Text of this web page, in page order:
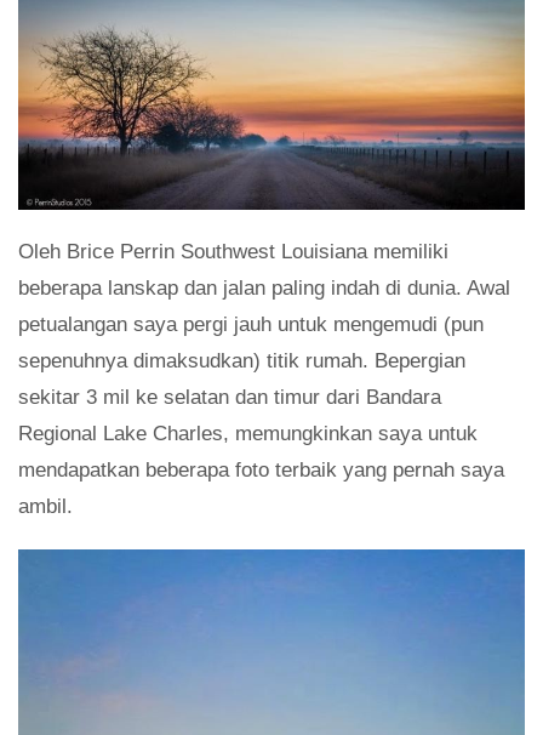
Oleh Brice Perrin Southwest Louisiana memiliki
beberapa lanskap dan jalan paling indah di dunia. Awal
petualangan saya pergi jauh untuk mengemudi (pun
sepenuhnya dimaksudkan) titik rumah. Bepergian
sekitar 3 mil ke selatan dan timur dari Bandara
Regional Lake Charles, memungkinkan saya untuk
mendapatkan beberapa foto terbaik yang pernah saya
ambil.